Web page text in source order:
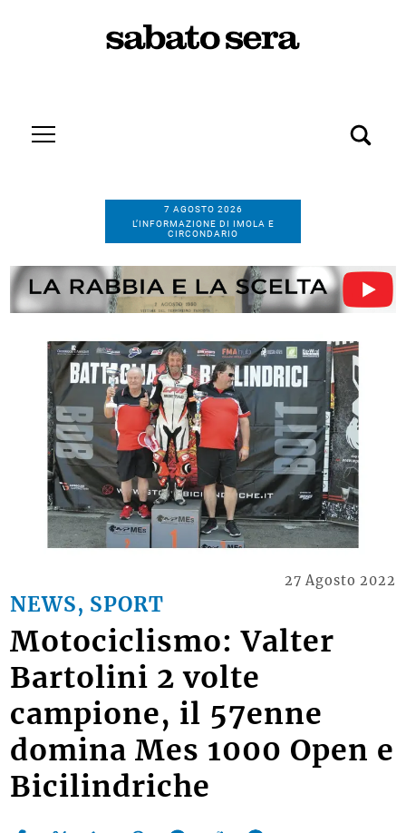
7 AGOSTO 2026
L’INFORMAZIONE DI IMOLA E
CIRCONDARIO
NEWS, SPORT
27 Agosto 2022
Motociclismo: Valter
Bartolini 2 volte
campione, il 57enne
domina Mes 1000 Open e
Bicilindriche